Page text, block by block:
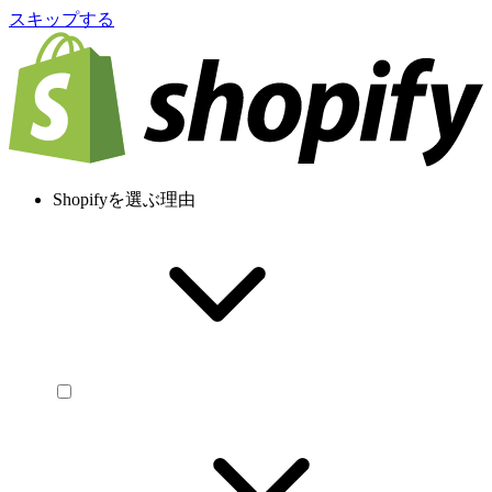
スキップする
Shopifyを選ぶ理由